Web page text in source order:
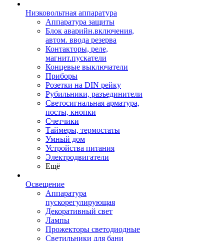
Низковольтная аппаратура
Аппаратура защиты
Блок аварийн.включения,
автом. ввода резерва
Контакторы, реле,
магнит.пускатели
Концевые выключатели
Приборы
Розетки на DIN рейку
Рубильники, разъединители
Светосигнальная арматура,
посты, кнопки
Счетчики
Таймеры, термостаты
Умный дом
Устройства питания
Электродвигатели
Ещё
Освещение
Аппаратура
пускорегулирующая
Декоративный свет
Лампы
Прожекторы светодиодные
Светильники для бани